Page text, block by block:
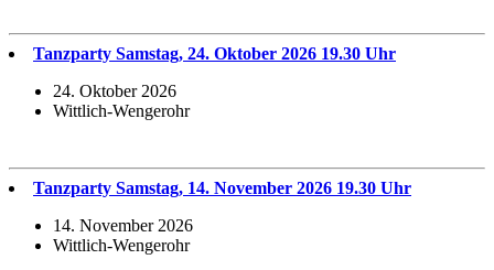
Tanzparty Samstag, 24. Oktober 2026 19.30 Uhr
24. Oktober 2026
Wittlich-Wengerohr
Tanzparty Samstag, 14. November 2026 19.30 Uhr
14. November 2026
Wittlich-Wengerohr